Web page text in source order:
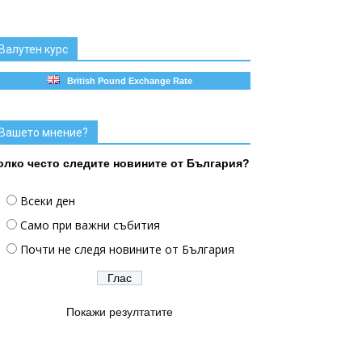
курс
British Pound Exchange Rate
мнение?
често следите новините от България?
Всеки ден
Само при важни събития
Почти не следя новините от България
Покажи резултатите